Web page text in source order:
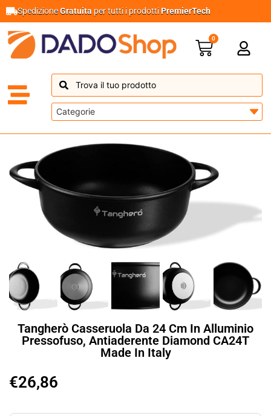
SpedizioneGratuita per tutti i prodottiPremierTech
0
Tangherò Casseruola Da 24 Cm In Alluminio
Pressofuso, Antiaderente Diamond CA24T
Made In Italy
€26,86